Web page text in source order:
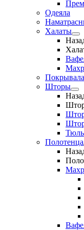
Одеяла
Халаты
Покрывала
Шторы
Тюль
Полотенца